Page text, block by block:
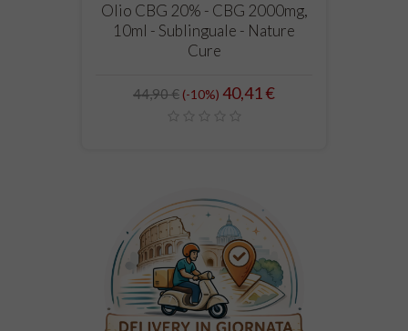
Olio CBG 20% - CBG 2000mg,
10ml - Sublinguale - Nature
Cure
Prezzo
44,90 € -10% Prezzo
40,41 €